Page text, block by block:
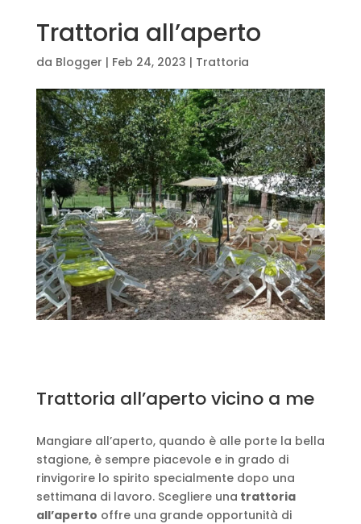
Trattoria all’aperto
da Blogger | Feb 24, 2023 | Trattoria
Trattoria all’aperto vicino a me
Mangiare all’aperto, quando è alle porte la bella
stagione, è sempre piacevole e in grado di
rinvigorire lo spirito specialmente dopo una
settimana di lavoro. Scegliere una trattoria
all’aperto offre una grande opportunità di